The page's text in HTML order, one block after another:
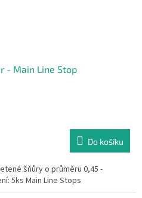
- Main Line Stop
Do košíku
šňůry o průměru 0,45 -
5ks Main Line Stops